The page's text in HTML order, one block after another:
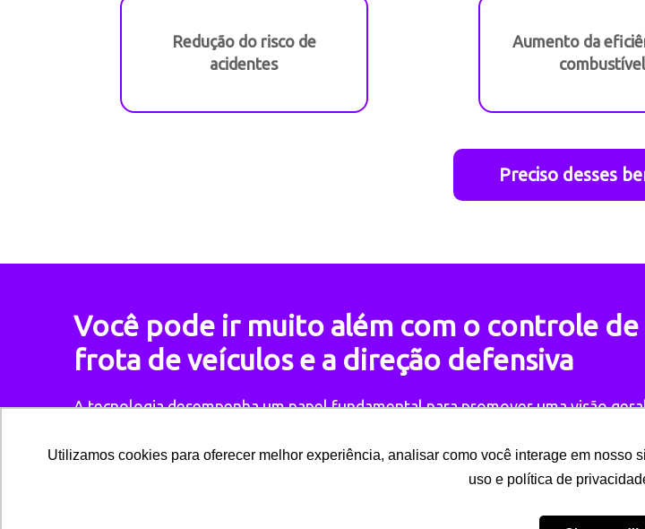
Utilizamos cookies para oferecer melhor experiência, analisar como você interage em
uso e política de
Redução do risco de
acidentes
Aumento da
combustível
Preciso desses
Você pode ir muito além com o controle de
frota de veículos e a direção defensiva
A tecnologia desempenha um papel fundamental para promover uma visão
Garanta o seu eBook e entenda como um sistema de telemetria pode te ajudar a
desfrutar ainda mais do controle de frota e da direção defensiva.